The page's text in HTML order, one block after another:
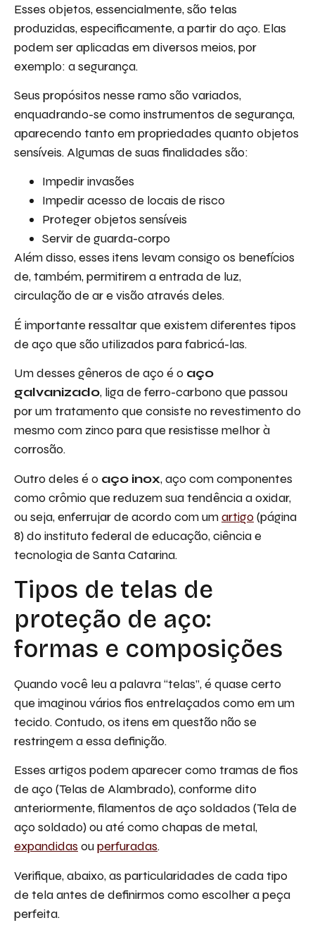
Esses objetos, essencialmente, são telas
produzidas, especificamente, a partir do aço. Elas
podem ser aplicadas em diversos meios, por
exemplo: a segurança.
Seus propósitos nesse ramo são variados,
enquadrando-se como instrumentos de segurança,
aparecendo tanto em propriedades quanto objetos
sensíveis. Algumas de suas finalidades são:
Impedir invasões
Impedir acesso de locais de risco
Proteger objetos sensíveis
Servir de guarda-corpo
Além disso, esses itens levam consigo os benefícios
de, também, permitirem a entrada de luz,
circulação de ar e visão através deles.
É importante ressaltar que existem diferentes tipos
de aço que são utilizados para fabricá-las.
Um desses gêneros de aço é o aço
galvanizado, liga de ferro-carbono que passou
por um tratamento que consiste no revestimento do
mesmo com zinco para que resistisse melhor à
corrosão.
Outro deles é o aço inox, aço com componentes
como crômio que reduzem sua tendência a oxidar,
ou seja, enferrujar de acordo com umartigo(página
8) do instituto federal de educação, ciência e
tecnologia de Santa Catarina.
Tipos de telas de
proteção de aço:
formas e composições
Quando você leu a palavra “telas”, é quase certo
que imaginou vários fios entrelaçados como em um
tecido. Contudo, os itens em questão não se
restringem a essa definição.
Esses artigos podem aparecer como tramas de fios
de aço (Telas de Alambrado), conforme dito
anteriormente, filamentos de aço soldados (Tela de
aço soldado) ou até como chapas de metal,
expandidas ouperfuradas.
Verifique, abaixo, as particularidades de cada tipo
de tela antes de definirmos como escolher a peça
perfeita.